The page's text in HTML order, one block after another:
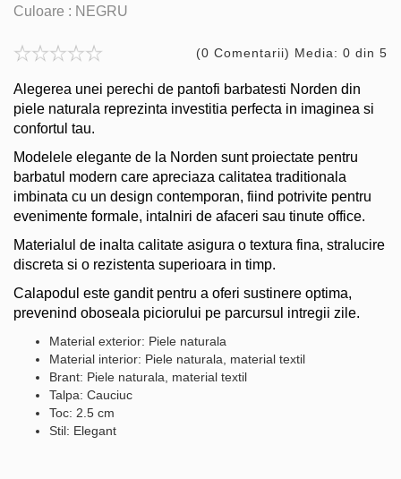
Culoare : NEGRU
(0 Comentarii) Media: 0 din 5
Alegerea unei perechi de pantofi barbatesti Norden din
piele naturala reprezinta investitia perfecta in imaginea si
confortul tau.
Modelele elegante de la Norden sunt proiectate pentru
barbatul modern care apreciaza calitatea traditionala
imbinata cu un design contemporan, fiind potrivite pentru
evenimente formale, intalniri de afaceri sau tinute office.
Materialul de inalta calitate asigura o textura fina, stralucire
discreta si o rezistenta superioara in timp.
Calapodul este gandit pentru a oferi sustinere optima,
prevenind oboseala piciorului pe parcursul intregii zile.
Material exterior: Piele naturala
Material interior: Piele naturala, material textil
Brant: Piele naturala, material textil
Talpa: Cauciuc
Toc: 2.5 cm
Stil: Elegant